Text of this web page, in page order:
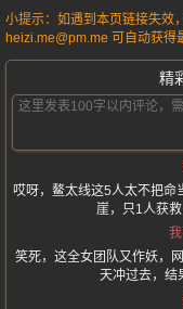
小提示：如遇到本页链接失效
heizi.me@pm.me 可自动获得
精
哎呀，鳌太线这5人太不把命
崖，只1人获
笑死，这全女团队又作妖，
天冲过去，结